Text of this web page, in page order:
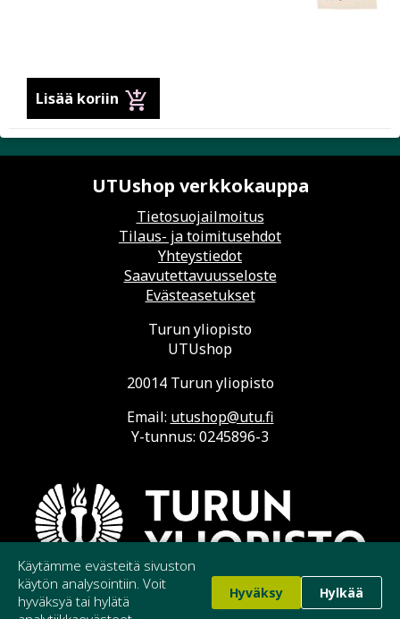
Lisää koriin add_shopping_cart
UTUshop verkkokauppa
Tietosuojailmoitus
Tilaus- ja toimitusehdot
Yhteystiedot
Saavutettavuusseloste
Evästeasetukset
Turun yliopisto
UTUshop
20014 Turun yliopisto
Email: utushop@utu.fi
Y-tunnus: 0245896-3
Käytämme evästeitä sivuston
käytön analysointiin. Voit
hyväksyä tai hylätä
Hyväksy Hylkää